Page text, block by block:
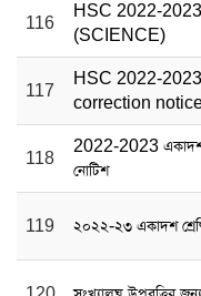
116
HSC 2022-
(SCIENCE)
117
HSC 2022-
correction
118
2022-2023 একাদশ
নোটিশ
119 ২০২২-২৩ একাদশ